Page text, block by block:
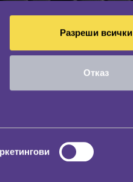
Разреши всички
Отказ
VREDESTEIN (467)